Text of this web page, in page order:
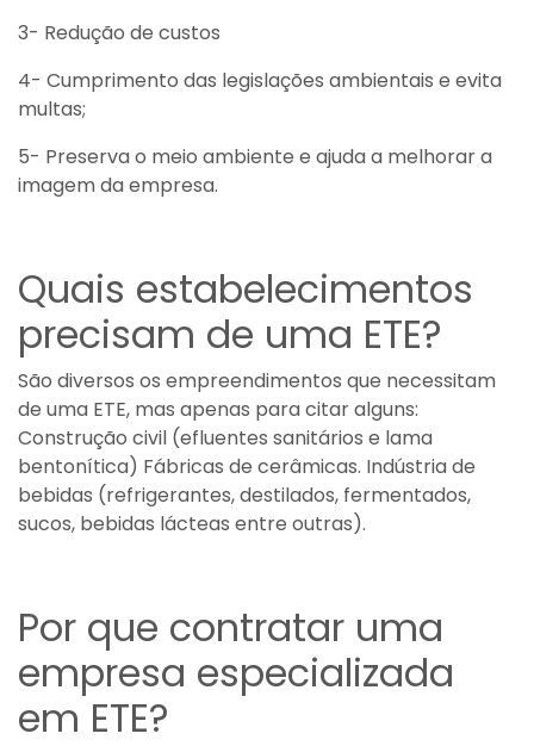
3- Redução de custos
4- Cumprimento das legislações ambientais e evita
multas;
5- Preserva o meio ambiente e ajuda a melhorar a
imagem da empresa.
Quais estabelecimentos
precisam de uma ETE?
São diversos os empreendimentos que necessitam
de uma ETE, mas apenas para citar alguns:
Construção civil (efluentes sanitários e lama
bentonítica) Fábricas de cerâmicas. Indústria de
bebidas (refrigerantes, destilados, fermentados,
sucos, bebidas lácteas entre outras).
Por que contratar uma
empresa especializada
em ETE?